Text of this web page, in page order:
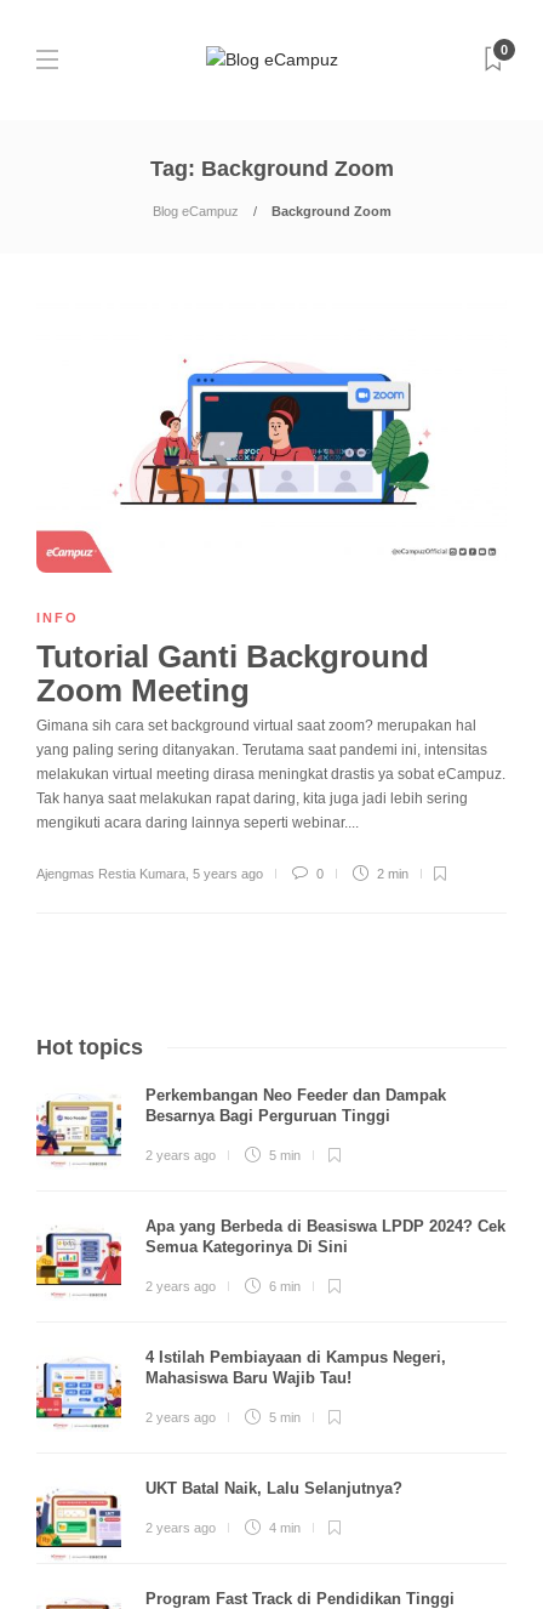
0
Tag: Background Zoom
Blog eCampuz Background Zoom
INFO
Tutorial Ganti Background
Zoom Meeting
Gimana sih cara set background virtual saat zoom? merupakan hal
yang paling sering ditanyakan. Terutama saat pandemi ini, intensitas
melakukan virtual meeting dirasa meningkat drastis ya sobat eCampuz.
Tak hanya saat melakukan rapat daring, kita juga jadi lebih sering
mengikuti acara daring lainnya seperti webinar....
Ajengmas Restia Kumara 5 years ago 0 2 min
Hot topics
Perkembangan Neo Feeder dan Dampak
Besarnya Bagi Perguruan Tinggi
2 years ago 5 min
Apa yang Berbeda di Beasiswa LPDP 2024? Cek
Semua Kategorinya Di Sini
2 years ago 6 min
4 Istilah Pembiayaan di Kampus Negeri,
Mahasiswa Baru Wajib Tau!
2 years ago 5 min
UKT Batal Naik, Lalu Selanjutnya?
2 years ago 4 min
Program Fast Track di Pendidikan Tinggi